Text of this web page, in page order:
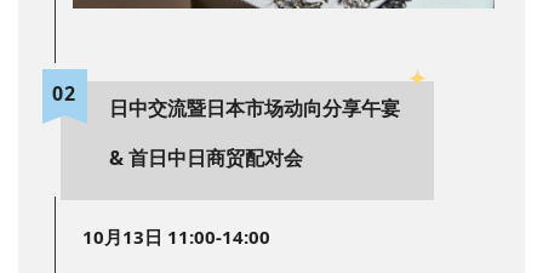
02
日中交流暨日本市场动向分享午宴
& 首日中日商贸配对会
10月13日 11:00-14:00